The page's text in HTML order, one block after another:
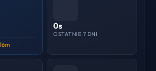
16m
0s
OSTATNIE 7 DNI